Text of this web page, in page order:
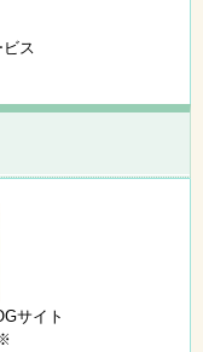
ス
サイト